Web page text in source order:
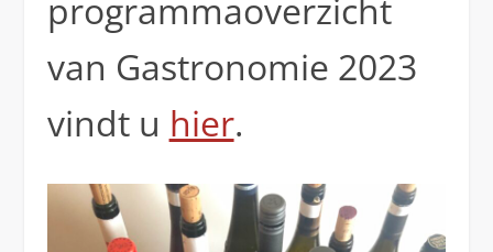
programmaoverzicht
van Gastronomie 2023
vindt u hier.